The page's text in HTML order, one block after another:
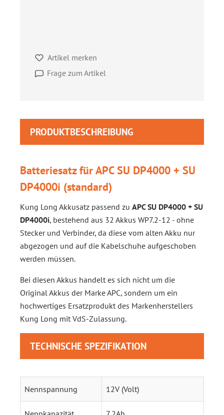
Artikel merken
Frage zum Artikel
PRODUKTBESCHREIBUNG
Batteriesatz für APC SU DP4000 + SU
DP4000i (standard)
Kung Long Akkusatz passend zu APC SU DP4000 + SU
DP4000i, bestehend aus 32 Akkus WP7.2-12 - ohne
Stecker und Verbinder, da diese vom alten Akku nur
abgezogen und auf die Kabelschuhe aufgeschoben
werden müssen.
Bei diesen Akkus handelt es sich nicht um die
Original Akkus der Marke APC, sondern um ein
hochwertiges Ersatzprodukt des Markenherstellers
Kung Long mit VdS-Zulassung.
TECHNISCHE SPEZIFIKATION
Nennspannung 12V (Volt)